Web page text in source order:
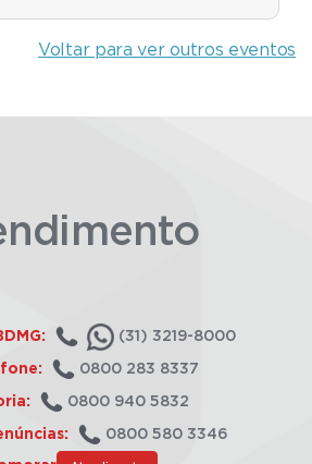
Voltar para ver outros eventos
(31) 3219-8000
0800 283 8337
0800 940 5832
0800 580 3346